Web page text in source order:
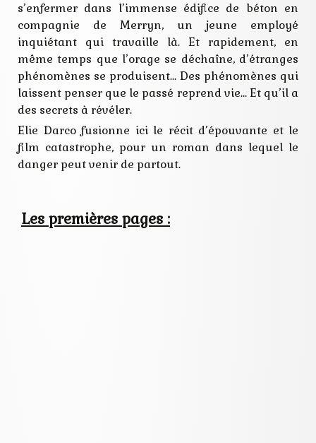
s’enfermer dans l’immense édifice de béton en
compagnie de Merryn, un jeune employé
inquiétant qui travaille là. Et rapidement, en
même temps que l’orage se déchaîne, d’étranges
phénomènes se produisent… Des phénomènes qui
laissent penser que le passé reprend vie… Et qu’il a
des secrets à révéler.
Elie Darco fusionne ici le récit d’épouvante et le
film catastrophe, pour un roman dans lequel le
danger peut venir de partout.
Les premières pages :